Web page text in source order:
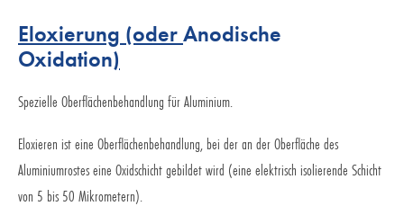
Eloxierung (oderAnodische
Oxidation)
Spezielle Oberflächenbehandlung für Aluminium.
Eloxieren ist eine Oberflächenbehandlung, bei der an der Oberfläche des
Aluminiumrostes eine Oxidschicht gebildet wird (eine elektrisch isolierende Schicht
von 5 bis 50 Mikrometern).